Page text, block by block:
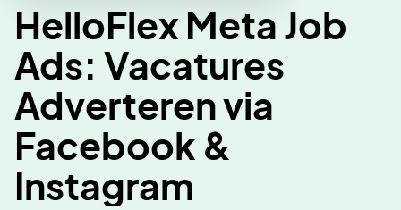
HelloFlex Meta Job
Ads: Vacatures
Adverteren via
Facebook &
Instagram